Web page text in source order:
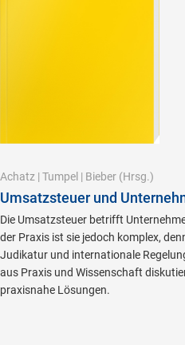
Achatz | Tumpel | Bieber (Hrsg.)
Umsatzsteuer und
Die Umsatzsteuer betrifft
der Praxis ist sie jedoch komplex,
Judikatur und internationale
aus Praxis und Wissenschaft
praxisnahe Lösungen.